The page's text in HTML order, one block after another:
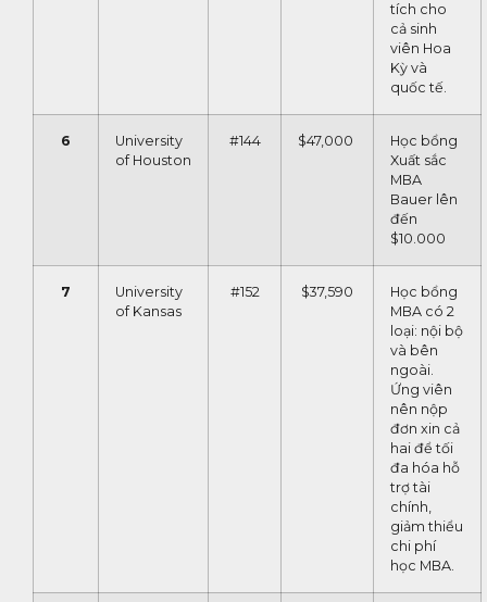
tích cho
cả sinh
viên Hoa
Kỳ và
quốc tế.
6
University
of Houston
#144 $47,000
Học bổng
Xuất sắc
MBA
Bauer lên
đến
$10.000
7
University
of Kansas
#152 $37,590
Học bổng
MBA có 2
loại: nội bộ
và bên
ngoài.
Ứng viên
nên nộp
đơn xin cả
hai để tối
đa hóa hỗ
trợ tài
chính,
giảm thiểu
chi phí
học MBA.